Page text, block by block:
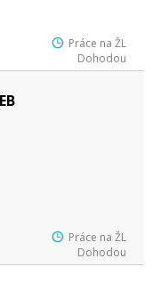
Práce na ŽL
Dohodou
Práce na ŽL
Dohodou